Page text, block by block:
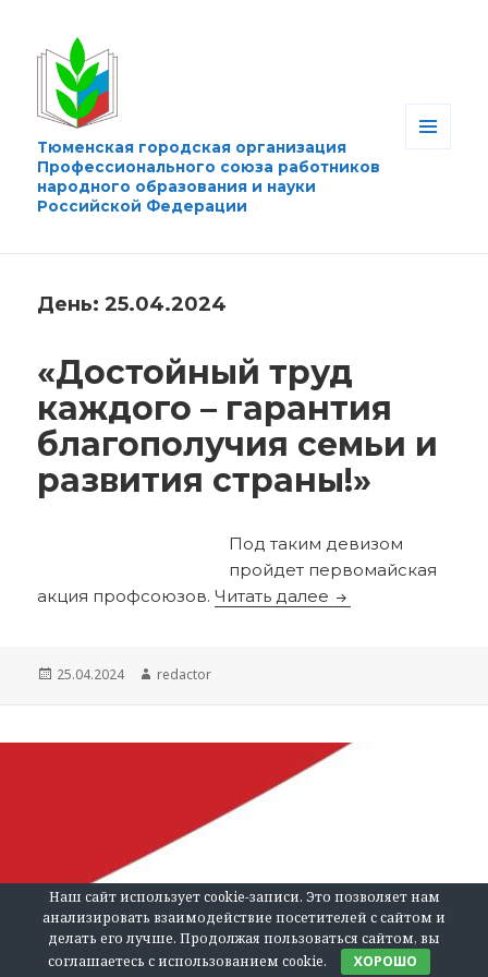
Тюменская городская организация
Профессионального союза работников
народного образования и науки
Российской Федерации
День:25.04.2024
«Достойный труд
каждого – гарантия
благополучия семьи и
развития страны!»
Под таким девизом
пройдет первомайская
акция профсоюзов.Читать далее «Достойный
Опубликовано
25.04.2024 Автор
redactor
Наш сайт использует cookie-записи. Это позволяет нам
анализировать взаимодействие посетителей с сайтом и
делать его лучше. Продолжая пользоваться сайтом, вы
соглашаетесь с использованием cookie.
ХОРОШО